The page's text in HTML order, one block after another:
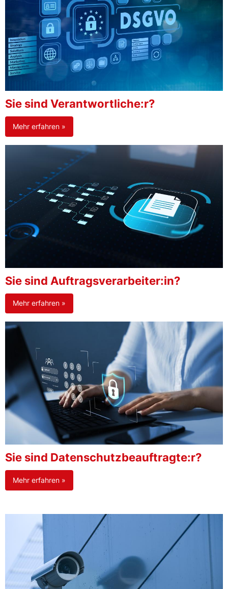
Sie sind Verantwortliche:r?
Mehr erfahren »
Sie sind Auftragsverarbeiter:in?
Mehr erfahren »
Sie sind Datenschutzbeauftragte:r?
Mehr erfahren »